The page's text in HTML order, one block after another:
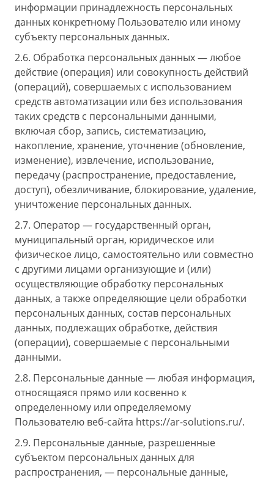
информации принадлежность персональных
данных конкретному Пользователю или иному
субъекту персональных данных.
2.6. Обработка персональных данных — любое
действие (операция) или совокупность действий
(операций), совершаемых с использованием
средств автоматизации или без использования
таких средств с персональными данными,
включая сбор, запись, систематизацию,
накопление, хранение, уточнение (обновление,
изменение), извлечение, использование,
передачу (распространение, предоставление,
доступ), обезличивание, блокирование, удаление,
уничтожение персональных данных.
2.7. Оператор — государственный орган,
муниципальный орган, юридическое или
физическое лицо, самостоятельно или совместно
с другими лицами организующие и (или)
осуществляющие обработку персональных
данных, а также определяющие цели обработки
персональных данных, состав персональных
данных, подлежащих обработке, действия
(операции), совершаемые с персональными
данными.
2.8. Персональные данные — любая информация,
относящаяся прямо или косвенно к
определенному или определяемому
Пользователю веб-сайта https://ar-solutions.ru/.
2.9. Персональные данные, разрешенные
субъектом персональных данных для
распространения, — персональные данные,